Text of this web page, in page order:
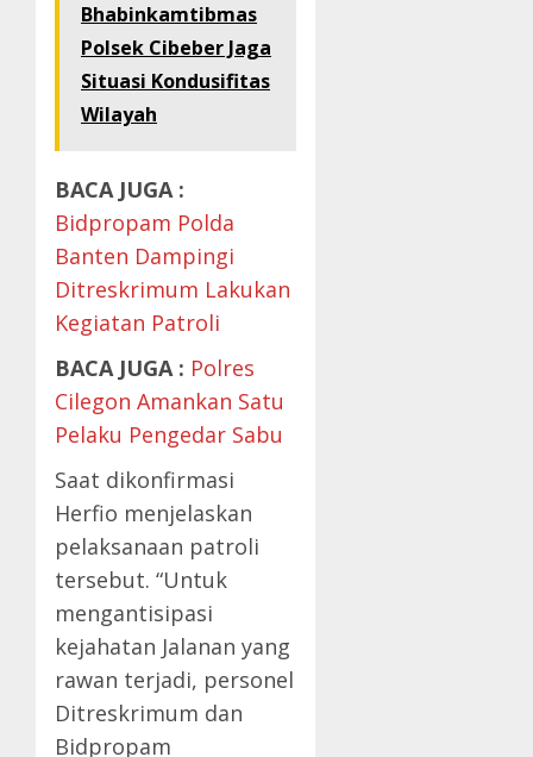
Bhabinkamtibmas
Polsek Cibeber Jaga
Situasi Kondusifitas
Wilayah
BACA JUGA :
Bidpropam Polda
Banten Dampingi
Ditreskrimum Lakukan
Kegiatan Patroli
BACA JUGA : Polres
Cilegon Amankan Satu
Pelaku Pengedar Sabu
Saat dikonfirmasi
Herfio menjelaskan
pelaksanaan patroli
tersebut. “Untuk
mengantisipasi
kejahatan Jalanan yang
rawan terjadi, personel
Ditreskrimum dan
Bidpropam